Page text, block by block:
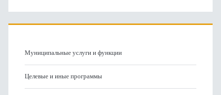
Муниципальные услуги и функции
Целевые и иные программы